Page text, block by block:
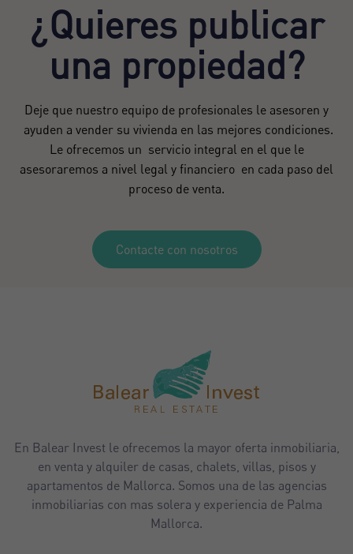
¿Quieres publicar
una propiedad?
Deje que nuestro equipo de profesionales le asesoren y
ayuden a vender su vivienda en las mejores condiciones.
Le ofrecemos un servicio integral en el que le
asesoraremos a nivel legal y financiero en cada paso del
proceso de venta.
Contacte con nosotros
En Balear Invest le ofrecemos la mayor oferta inmobiliaria,
en venta y alquiler de casas, chalets, villas, pisos y
apartamentos de Mallorca. Somos una de las agencias
inmobiliarias con mas solera y experiencia de Palma
Mallorca.